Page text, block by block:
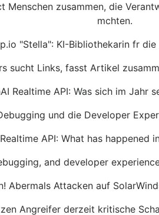
Menschen zusammen, die
mchten.
"Stella": KI-Bibliothekarin fr
sucht Links, fasst Artikel
Realtime API: Was sich im Jahr
und die Developer
API: What has happened
and developer
Abermals Attacken auf
Angreifer derzeit kritische